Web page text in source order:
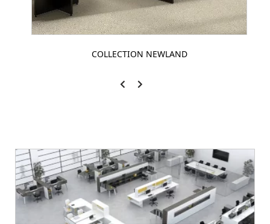
COLLECTION NEWLAND